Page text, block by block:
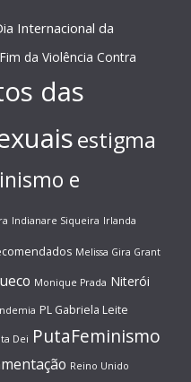
Internacional da
da Violência Contra
das
estigma
e
Indianare Siqueira Irlanda
Melissa Gira Grant
Monique Prada Niterói
PL Gabriela Leite
Dei PutaFeminismo
Reino Unido